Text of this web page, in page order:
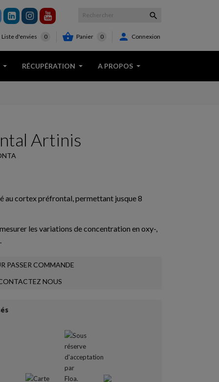

Liste d'envies 0  Panier 0  Connexion
RÉCUPÉRATION A PROPOS
Artinis
au cortex préfrontal, permettant jusque 8
les variations de concentration en oxy-,
PASSER COMMANDE
NOUS